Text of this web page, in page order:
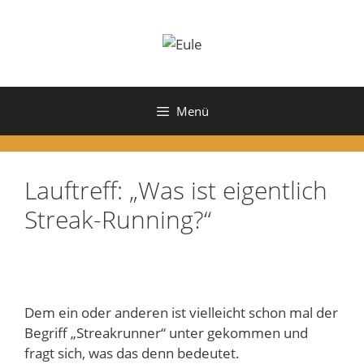
Menü
Lauftreff: „Was ist eigentlich
Streak-Running?“
Dem ein oder anderen ist vielleicht schon mal der
Begriff „Streakrunner“ unter gekommen und
fragt sich, was das denn bedeutet.